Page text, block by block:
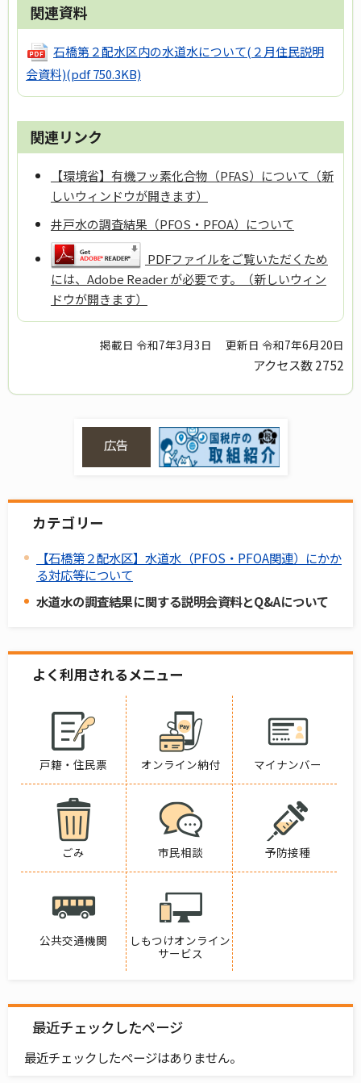
関連資料
石橋第２配水区内の水道水について(２月住民説明
会資料)(pdf 750.3KB)
関連リンク
【環境省】有機フッ素化合物（PFAS）について（新
しいウィンドウが開きます）
井戸水の調査結果（PFOS・PFOA）について
PDFファイルをご覧いただくため
には、Adobe Reader が必要です。（新しいウィン
ドウが開きます）
掲載日 令和7年3月3日 更新日 令和7年6月20日
アクセス数2752
広告
カテゴリー
【石橋第２配水区】水道水（PFOS・PFOA関連）にかか
る対応等について
水道水の調査結果に関する説明会資料とQ&Aについて
よく利用されるメニュー
戸籍・住民票 オンライン納付 マイナンバー
ごみ 市民相談 予防接種
公共交通機関
しもつけオンライン
サービス
最近チェックしたページ
最近チェックしたページはありません。